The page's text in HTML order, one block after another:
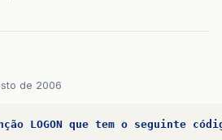
de 2006
LOGON que tem o seguinte